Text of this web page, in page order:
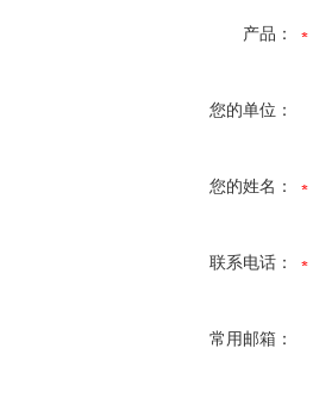
产品：
您的单位：
您的姓名：
联系电话：
常用邮箱：